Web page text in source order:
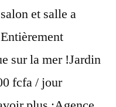
et salle a
sur la mer !Jardin
fcfa / jour